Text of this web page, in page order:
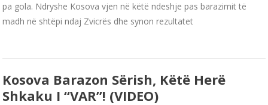
pa gola. Ndryshe Kosova vjen në këtë ndeshje pas barazimit të
madh në shtëpi ndaj Zvicrës dhe synon rezultatet
Kosova Barazon Sërish, Këtë Herë
Shkaku I “VAR”! (VIDEO)